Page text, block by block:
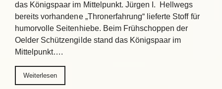
das Königspaar im Mittelpunkt. Jürgen I. Hellwegs
bereits vorhandene „Thronerfahrung“ lieferte Stoff für
humorvolle Seitenhiebe. Beim Frühschoppen der
Oelder Schützengilde stand das Königspaar im
Mittelpunkt….
Weiterlesen